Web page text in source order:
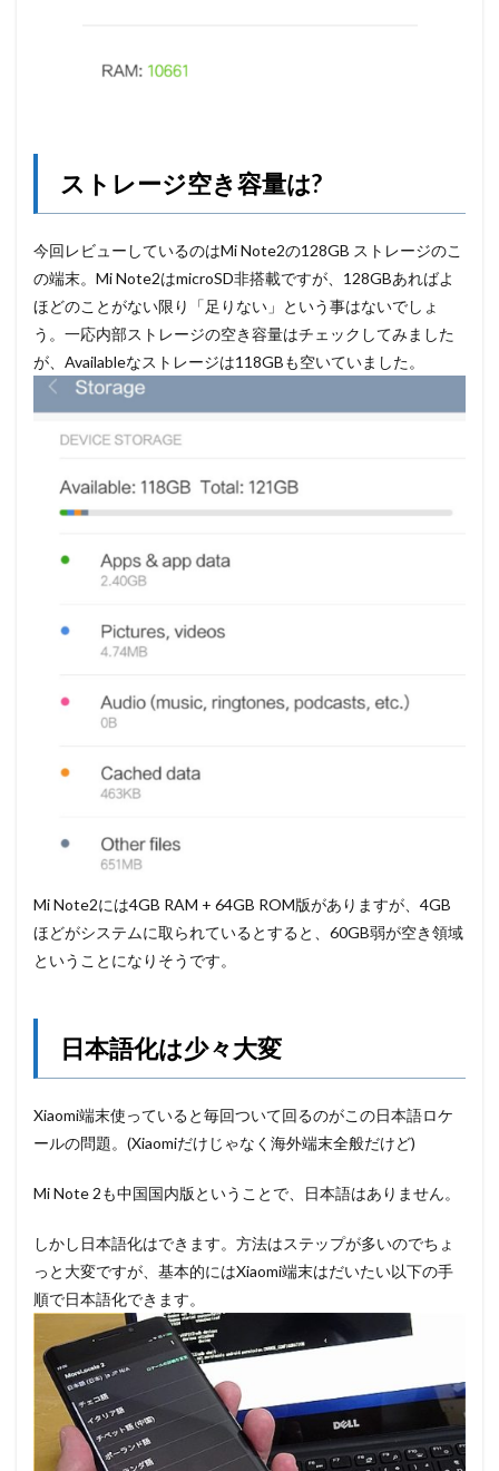
ストレージ空き容量は?
今回レビューしているのはMi Note2の128GB ストレージのこ
の端末。Mi Note2はmicroSD非搭載ですが、128GBあればよ
ほどのことがない限り「足りない」という事はないでしょ
う。一応内部ストレージの空き容量はチェックしてみました
が、Availableなストレージは118GBも空いていました。
Mi Note2には4GB RAM + 64GB ROM版がありますが、4GB
ほどがシステムに取られているとすると、60GB弱が空き領域
ということになりそうです。
日本語化は少々大変
Xiaomi端末使っていると毎回ついて回るのがこの日本語ロケ
ールの問題。(Xiaomiだけじゃなく海外端末全般だけど)
Mi Note 2も中国国内版ということで、日本語はありません。
しかし日本語化はできます。方法はステップが多いのでちょ
っと大変ですが、基本的にはXiaomi端末はだいたい以下の手
順で日本語化できます。